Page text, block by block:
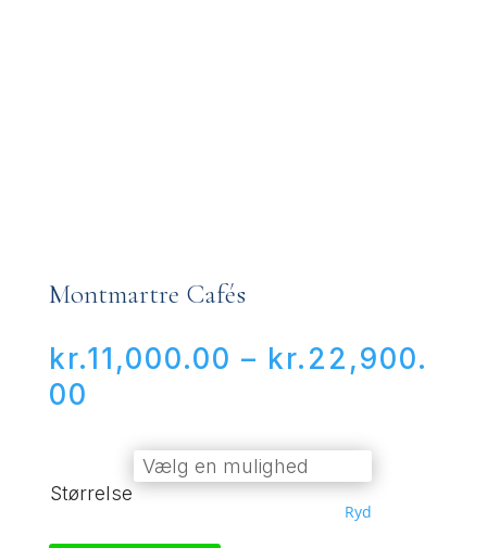
Montmartre Cafés
kr.11,000.00 – kr.22,900.
00
kr.22,900.00
Størrelse
Ryd